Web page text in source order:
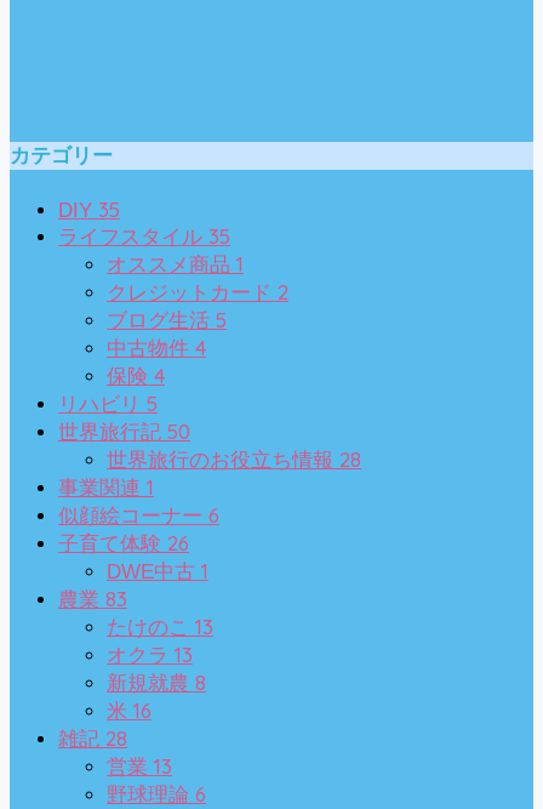
カテゴリー
DIY 35
ライフスタイル 35
オススメ商品 1
クレジットカード 2
ブログ生活 5
中古物件 4
保険 4
リハビリ 5
世界旅行記 50
世界旅行のお役立ち情報 28
事業関連 1
似顔絵コーナー 6
子育て体験 26
DWE中古 1
農業 83
たけのこ 13
オクラ 13
新規就農 8
米 16
雑記 28
営業 13
野球理論 6